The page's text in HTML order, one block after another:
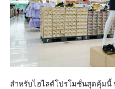
สำหรับไฮไลต์โปรโมชั่นสุดคุ้มนี้